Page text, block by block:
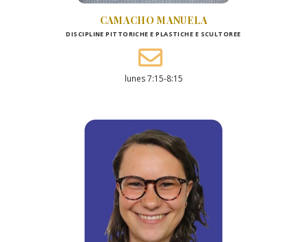
CAMACHO MANUELA
DISCIPLINE PITTORICHE E PLASTICHE E SCULTOREE
lunes 7:15-8:15